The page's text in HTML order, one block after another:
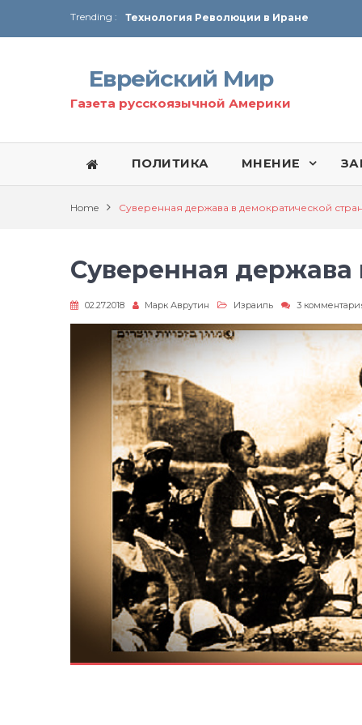
Trending :
Технология Революции в Иране
Еврейский Мир
Газета русскоязычной Америки
ПОЛИТИКА МНЕНИЕ
Home Суверенная держава в демократической
Суверенная держава
02.27.2018 Марк Аврутин Израиль 3